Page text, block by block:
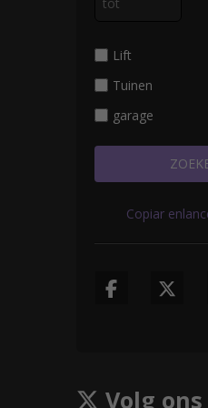
Lift
Tuinen
garage
Copiar
Volg ons